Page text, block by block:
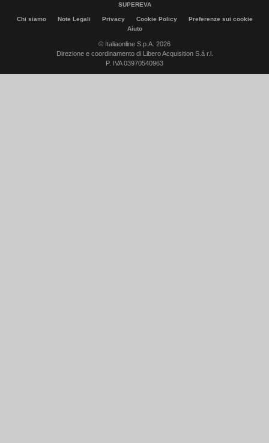
SUPEREVA
Chi siamo Note Legali Privacy Cookie Policy
Preferenze sui cookie
Aiuto
© Italiaonline S.p.A. 2026
Direzione e coordinamento di Libero Acquisition S.á r.l.
P. IVA 03970540963